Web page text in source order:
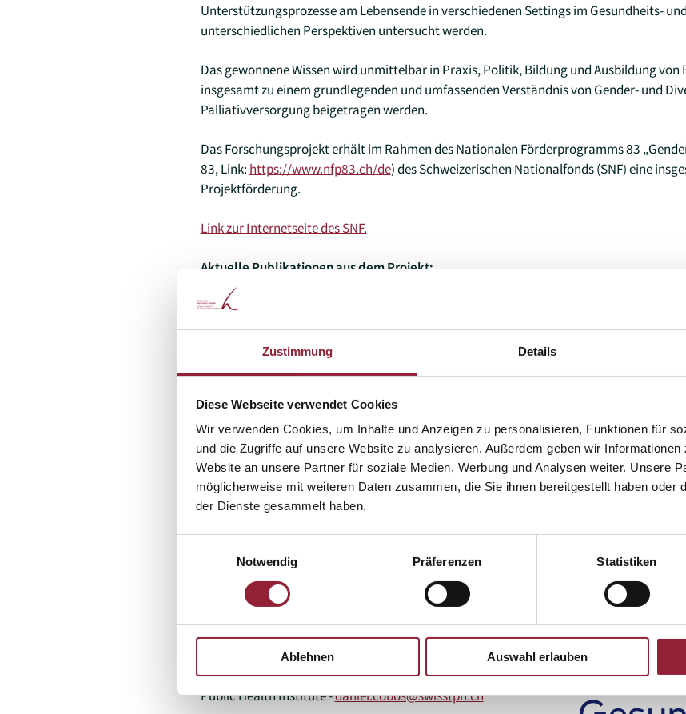
Zustimmung Details
Diese Webseite verwendet Cookies
Wir verwenden Cookies, um Inhalte und Anzeigen zu personalisieren, Funktionen für
und die Zugriffe auf unsere Website zu analysieren. Außerdem geben wir
Website an unsere Partner für soziale Medien, Werbung und Analysen weiter. Unsere
möglicherweise mit weiteren Daten zusammen, die Sie ihnen bereitgestellt haben oder
der Dienste gesammelt haben.
Notwendig
Präferenzen Statistiken
Ablehnen Auswahl erlauben
Unterstützungsprozesse am Lebensende in verschiedenen Settings im Gesundheits-
unterschiedlichen Perspektiven untersucht werden.
Das gewonnene Wissen wird unmittelbar in Praxis, Politik, Bildung und Ausbildung von
insgesamt zu einem grundlegenden und umfassenden Verständnis von Gender- und
Palliativversorgung beigetragen werden.
Das Forschungsprojekt erhält im Rahmen des Nationalen Förderprogramms 83
83, Link: https://www.nfp83.ch/de) des Schweizerischen Nationalfonds (SNF) eine
Projektförderung.
Link zur Internetseite des SNF.
Aktuelle Publikationen aus dem Projekt:
Schwind, B., Tschudi, A., Sant Fruchtman, C., Schöpf-Lazzarino, A., Kebis, K., Steudter, E.,
Hertler, C. & Ribi, K. (2026). Gender-sensitive and diversity-sensitive end-of-life care in
methods study protocol. BMJ Open, 16(6), e120065.
Link zur DOI.
Prof. Dr. Frank Luck –frank.luck@kh-freiburg.de
Projektpartner*innen (extern)
Prof. Dr. phil. Karin Ribi (Koordinatorin des
Projektverbunds), Careum Hochschule Gesundheit,
Dr. phil. Bettina Schwind, Careum Hochschule
hochschule.ch
Dr. med. Daniel Cobos Muñoz, Swiss Tropical and
Public Health Institute -daniel.cobos@swisstph.ch